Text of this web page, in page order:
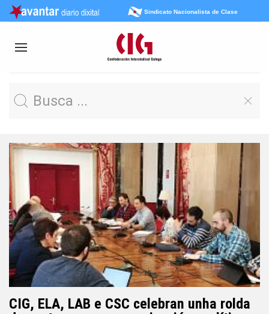
Sindicato Nacionalista de Clase
CIG, ELA, LAB e CSC celebran unha rolda